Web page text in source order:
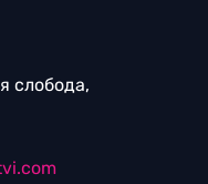
слобода,